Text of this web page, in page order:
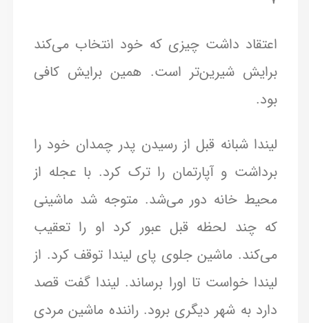
اعتقاد داشت چیزی که خود انتخاب می‌کند
برایش شیرین‌تر است. همین برایش کافی
بود.
لیندا شبانه قبل از رسیدن پدر چمدان خود را
برداشت و آپارتمان را ترک کرد. با عجله از
محیط خانه دور می‌شد. متوجه شد ماشینی
که چند لحظه قبل عبور کرد او را تعقیب
می‌کند. ماشین جلوی پای لیندا توقف کرد. از
لیندا خواست تا اورا برساند. لیندا گفت قصد
دارد به شهر دیگری برود. راننده ماشین مردی